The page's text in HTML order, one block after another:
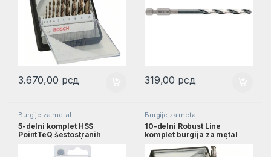
3.670,00 рсд 319,00 рсд
Burgije za metal
5-delni komplet HSS
PointTeQ šestostranih
burgija, 2–6 mm |
2607002824
Burgije za metal
10-delni Robust Line
komplet burgija za metal
2607010535